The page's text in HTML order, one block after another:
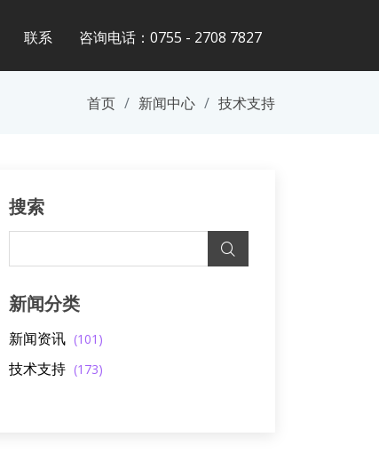
联系 咨询电话：0755 - 2708 7827
首页 新闻中心 技术支持
搜索
新闻分类
新闻资讯 (101)
技术支持 (173)